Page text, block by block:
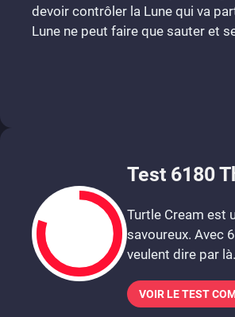
devoir contrôler la Lune qui va
Lune ne peut faire que sauter et
Test 6180
Turtle Cream est
savoureux. Avec
veulent dire par
VOIR LE TEST